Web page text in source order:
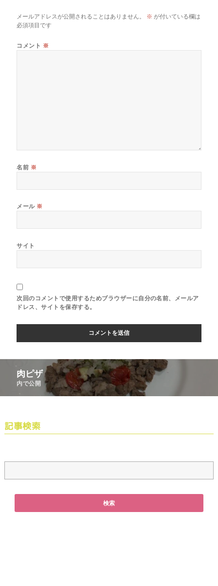
メールアドレスが公開されることはありません。 ※ が付いている欄は
必須項目です
コメント ※
名前 ※
メール ※
サイト
次回のコメントで使用するためブラウザーに自分の名前、メールア
ドレス、サイトを保存する。
肉ピザ
内で公開
記事検索